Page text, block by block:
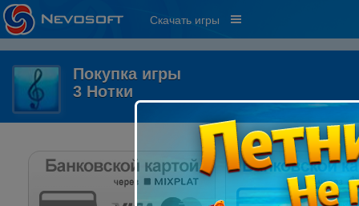
Скачать игры
Покупка игры
3 Нотки